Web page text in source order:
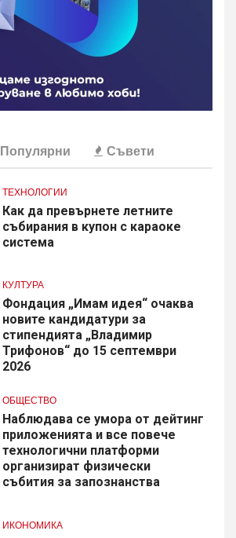
Популярни Съвети
ТЕХНОЛОГИИ
Как да превърнете летните
събирания в купон с караоке
система
КУЛТУРА
Фондация „Имам идея“ очаква
новите кандидатури за
стипендията „Владимир
Трифонов“ до 15 септември
2026
ОБЩЕСТВО
Наблюдава се умора от дейтинг
приложенията и все повече
технологични платформи
организират физически
събития за запознанства
ИКОНОМИКА